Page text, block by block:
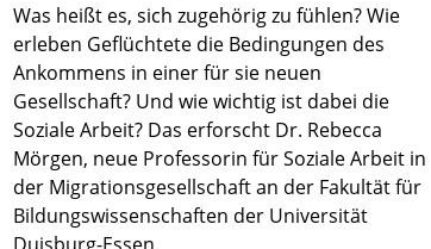
Was heißt es, sich zugehörig zu fühlen? Wie
erleben Geflüchtete die Bedingungen des
Ankommens in einer für sie neuen
Gesellschaft? Und wie wichtig ist dabei die
Soziale Arbeit? Das erforscht Dr. Rebecca
Mörgen, neue Professorin für Soziale Arbeit in
der Migrationsgesellschaft an der Fakultät für
Bildungswissenschaften der Universität